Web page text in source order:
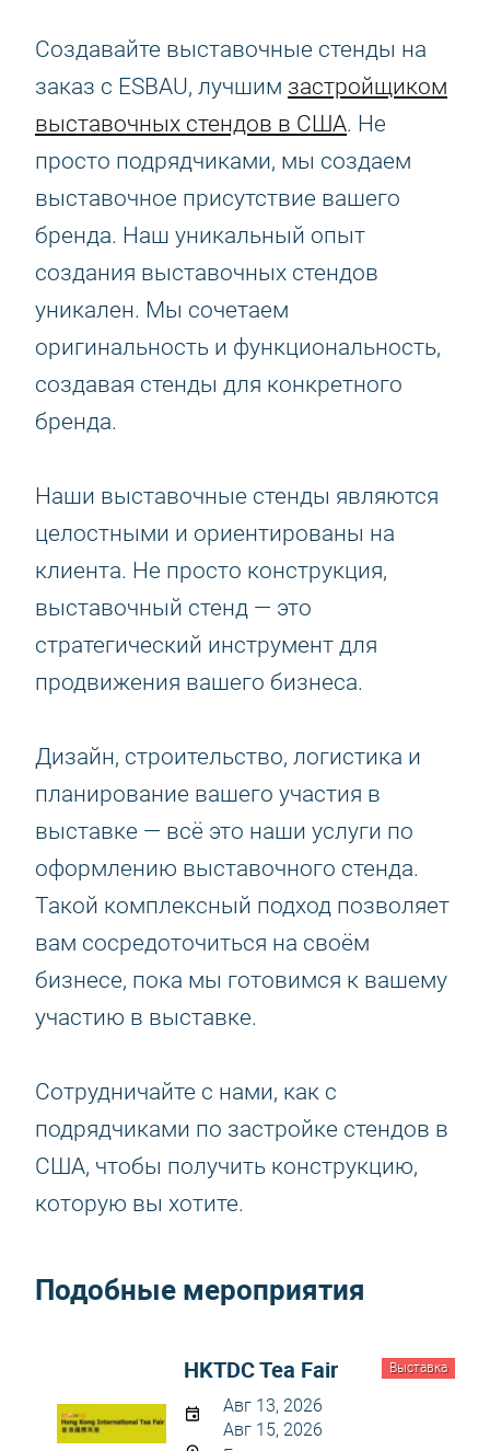
Создавайте выставочные стенды на
заказ с ESBAU, лучшим застройщиком
выставочных стендов в США. Не
просто подрядчиками, мы создаем
выставочное присутствие вашего
бренда. Наш уникальный опыт
создания выставочных стендов
уникален. Мы сочетаем
оригинальность и функциональность,
создавая стенды для конкретного
бренда.
Наши выставочные стенды являются
целостными и ориентированы на
клиента. Не просто конструкция,
выставочный стенд — это
стратегический инструмент для
продвижения вашего бизнеса.
Дизайн, строительство, логистика и
планирование вашего участия в
выставке — всё это наши услуги по
оформлению выставочного стенда.
Такой комплексный подход позволяет
вам сосредоточиться на своём
бизнесе, пока мы готовимся к вашему
участию в выставке.
Сотрудничайте с нами, как с
подрядчиками по застройке стендов в
США, чтобы получить конструкцию,
которую вы хотите.
Подобные мероприятия
Выставка
HKTDC Tea Fair
Авг 13, 2026
Авг 15, 2026